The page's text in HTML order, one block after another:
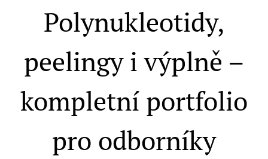
Polynukleotidy,
peelingy i výplně –
kompletní portfolio
pro odborníky